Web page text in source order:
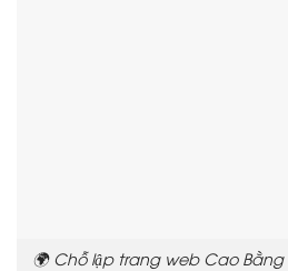
🌍 Chỗ lập trang web Cao